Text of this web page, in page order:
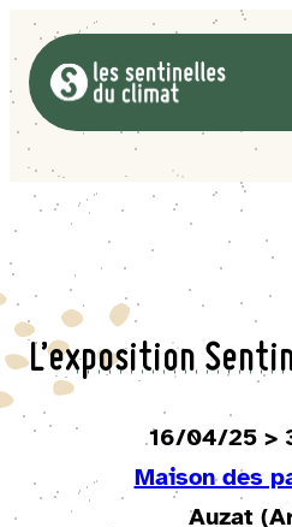
L’exposition
16/04/25 >
Maison des
Auzat